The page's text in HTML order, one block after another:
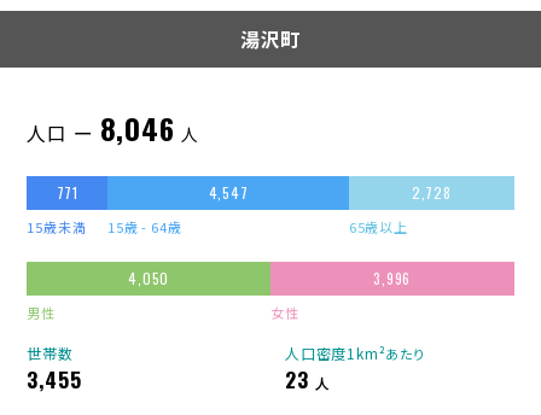
湯沢町
人口 ー 8,046 人
771
15歳未満
4,547
15歳 - 64歳
2,728
65歳以上
4,050
男性
3,996
女性
世帯数
3,455
人口密度1km²あたり
23 人